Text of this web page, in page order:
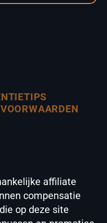
TIPS
VOORWAARDEN
affiliate
compensatie
op deze site